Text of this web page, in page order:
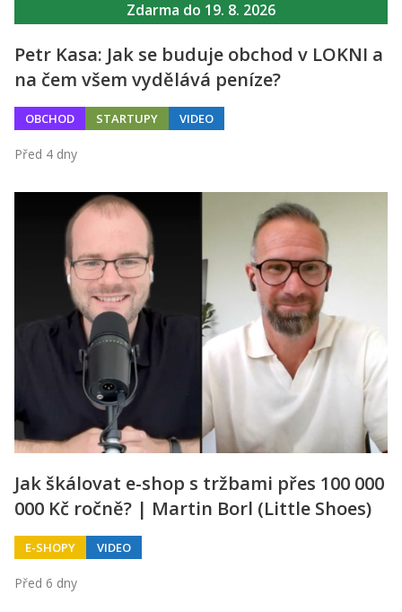
Zdarma do 19. 8. 2026
Petr Kasa: Jak se buduje obchod v LOKNI a
na čem všem vydělává peníze?
OBCHOD STARTUPY VIDEO
Před 4 dny
Jak škálovat e-shop s tržbami přes 100 000
000 Kč ročně? | Martin Borl (Little Shoes)
E-SHOPY VIDEO
Před 6 dny